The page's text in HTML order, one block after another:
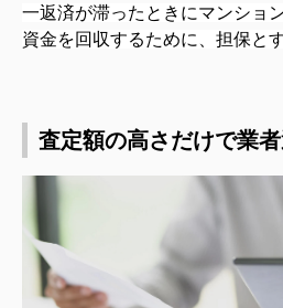
一返済が滞ったときにマンショ
資金を回収するために、担保と
査定額の高さだけで業